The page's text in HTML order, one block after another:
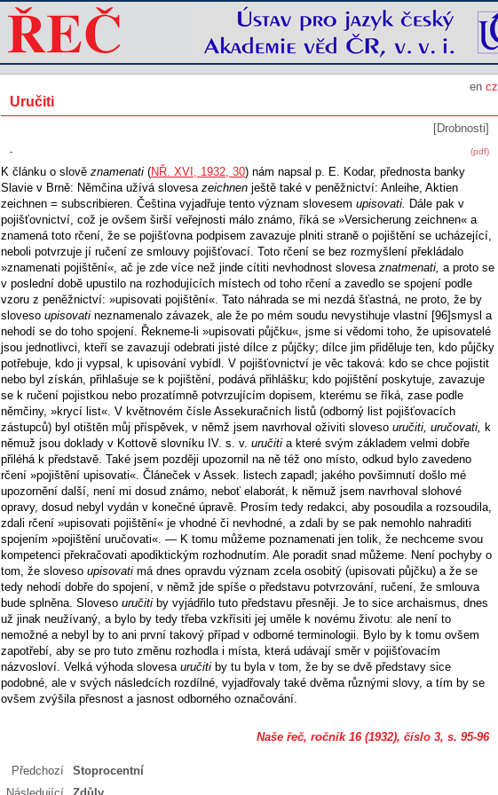
en cz
Uručiti
[Drobnosti]
(pdf)
-
K článku o slově znamenati (NŘ. XVI, 1932, 30) nám napsal p. E. Kodar, přednosta banky
Slavie v Brně: Němčina užívá slovesa zeichnen ještě také v peněžnictví: Anleihe, Aktien
zeichnen = subscribieren. Čeština vyjadřuje tento význam slovesem upisovati. Dále pak v
pojišťovnictví, což je ovšem širší veřejnosti málo známo, říká se »Versicherung zeichnen« a
znamená toto rčení, že se pojišťovna podpisem zavazuje plniti straně o pojištění se ucházející,
neboli potvrzuje jí ručení ze smlouvy pojišťovací. Toto rčení se bez rozmyšlení překládalo
»znamenati pojištění«, ač je zde více než jinde cítiti nevhodnost slovesa znatmenati, a proto se
v poslední době upustilo na rozhodujících místech od toho rčení a zavedlo se spojení podle
vzoru z peněžnictví: »upisovati pojištění«. Tato náhrada se mi nezdá šťastná, ne proto, že by
sloveso upisovati neznamenalo závazek, ale že po mém soudu nevystihuje vlastní [96]smysl a
nehodí se do toho spojení. Řekneme-li »upisovati půjčku«, jsme si vědomi toho, že upisovatelé
jsou jednotlivci, kteří se zavazují odebrati jisté dílce z půjčky; dílce jim přiděluje ten, kdo půjčky
potřebuje, kdo ji vypsal, k upisování vybídl. V pojišťovnictví je věc taková: kdo se chce pojistit
nebo byl získán, přihlašuje se k pojištění, podává přihlášku; kdo pojištění poskytuje, zavazuje
se k ručení pojistkou nebo prozatímně potvrzujícím dopisem, kterému se říká, zase podle
němčiny, »krycí list«. V květnovém čísle Assekuračních listů (odborný list pojišťovacích
zástupců) byl otištěn můj příspěvek, v němž jsem navrhoval oživiti sloveso uručiti, uručovati, k
němuž jsou doklady v Kottově slovníku IV. s. v. uručiti a které svým základem velmi dobře
přiléhá k představě. Také jsem později upozornil na ně též ono místo, odkud bylo zavedeno
rčení »pojištění upisovati«. Článeček v Assek. listech zapadl; jakého povšimnutí došlo mé
upozornění další, není mi dosud známo, neboť elaborát, k němuž jsem navrhoval slohové
opravy, dosud nebyl vydán v konečné úpravě. Prosím tedy redakci, aby posoudila a rozsoudila,
zdali rčení »upisovati pojištění« je vhodné či nevhodné, a zdali by se pak nemohlo nahraditi
spojením »pojištění uručovati«. — K tomu můžeme poznamenati jen tolik, že nechceme svou
kompetenci překračovati apodiktickým rozhodnutím. Ale poradit snad můžeme. Není pochyby o
tom, že sloveso upisovati má dnes opravdu význam zcela osobitý (upisovati půjčku) a že se
tedy nehodí dobře do spojení, v němž jde spíše o představu potvrzování, ručení, že smlouva
bude splněna. Sloveso uručiti by vyjádřilo tuto představu přesněji. Je to sice archaismus, dnes
už jinak neužívaný, a bylo by tedy třeba vzkřísiti jej uměle k novému životu: ale není to
nemožné a nebyl by to ani první takový případ v odborné terminologii. Bylo by k tomu ovšem
zapotřebí, aby se pro tuto změnu rozhodla i místa, která udávají směr v pojišťovacím
názvosloví. Velká výhoda slovesa uručiti by tu byla v tom, že by se dvě představy sice
podobné, ale v svých následcích rozdílné, vyjadřovaly také dvěma různými slovy, a tím by se
ovšem zvýšila přesnost a jasnost odborného označování.
Naše řeč, ročník 16 (1932), číslo 3, s. 95-96
Předchozí
Stoprocentní